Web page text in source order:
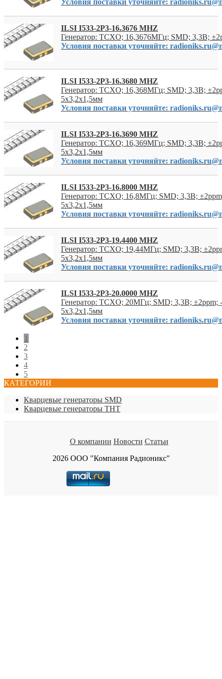
ILSI I533-2P3-16.3676 MHZ
Генератор: TCXO; 16,3676МГц; SMD; 3,3В;
Условия поставки уточняйте:
ILSI I533-2P3-16.3680 MHZ
Генератор: TCXO; 16,368МГц; SMD; 3,3В;
5x3,2x1,5мм
Условия поставки уточняйте:
ILSI I533-2P3-16.3690 MHZ
Генератор: TCXO; 16,369МГц; SMD; 3,3В;
5x3,2x1,5мм
Условия поставки уточняйте:
ILSI I533-2P3-16.8000 MHZ
Генератор: TCXO; 16,8МГц; SMD; 3,3В;
5x3,2x1,5мм
Условия поставки уточняйте:
ILSI I533-2P3-19.4400 MHZ
Генератор: TCXO; 19,44МГц; SMD; 3,3В;
5x3,2x1,5мм
Условия поставки уточняйте:
ILSI I533-2P3-20.0000 MHZ
Генератор: TCXO; 20МГц; SMD; 3,3В; ±2ppm;
5x3,2x1,5мм
Условия поставки уточняйте:
1
2
3
4
5
КАТЕГОРИИ
Кварцевые генераторы SMD
Кварцевые генераторы THT
О компании Новости Статьи
2026 ООО "Компания Радионикс"